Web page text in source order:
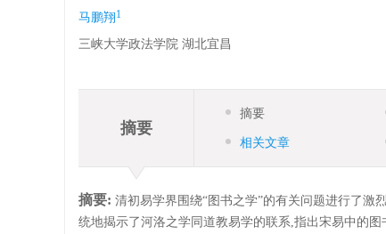
马鹏翔 1
三峡大学政法学院 湖北宜昌
摘要
摘要
相关文章
摘要: 清初易学界围绕“图书之学”的有关问题进行了激
统地揭示了河洛之学同道教易学的联系,指出宋易中的